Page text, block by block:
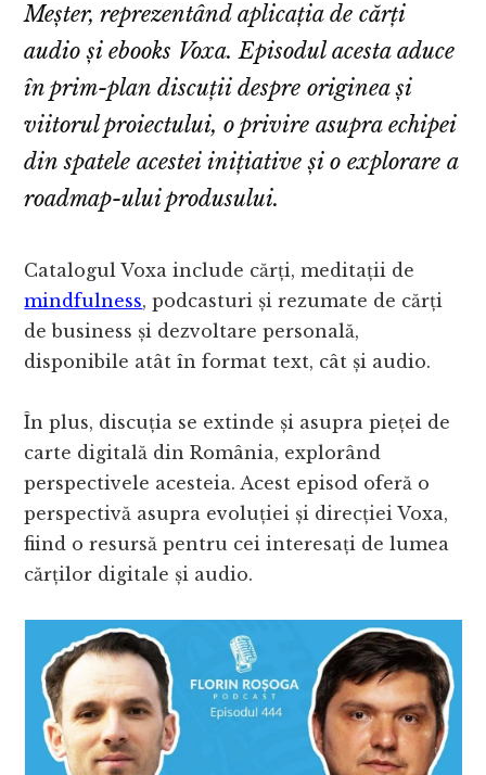
Meșter, reprezentând aplicația de cărți
audio și ebooks Voxa. Episodul acesta aduce
în prim-plan discuții despre originea și
viitorul proiectului, o privire asupra echipei
din spatele acestei inițiative și o explorare a
roadmap-ului produsului.
Catalogul Voxa include cărți, meditații de
mindfulness, podcasturi și rezumate de cărți
de business și dezvoltare personală,
disponibile atât în format text, cât și audio.
În plus, discuția se extinde și asupra pieței de
carte digitală din România, explorând
perspectivele acesteia. Acest episod oferă o
perspectivă asupra evoluției și direcției Voxa,
fiind o resursă pentru cei interesați de lumea
cărților digitale și audio.